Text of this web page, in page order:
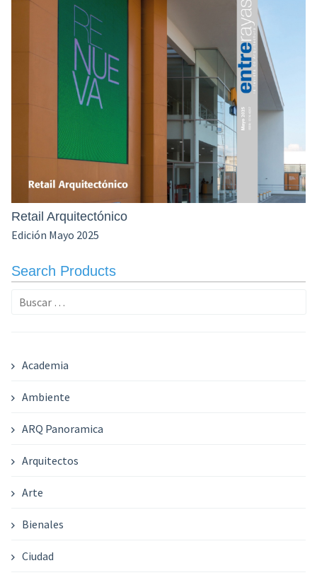
Retail Arquitectónico
Edición Mayo 2025
Search Products
Buscar:
Academia
Ambiente
ARQ Panoramica
Arquitectos
Arte
Bienales
Ciudad